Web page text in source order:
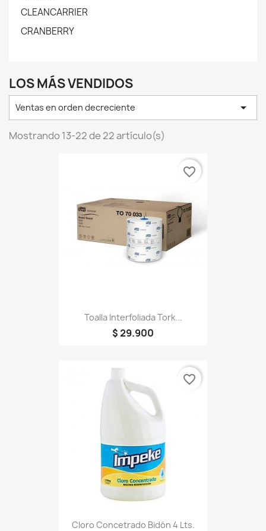
CLEANCARRIER
CRANBERRY
LOS MÁS VENDIDOS
Ventas en orden decreciente 
Mostrando 13-22 de 22 artículo(s)
Toalla Interfoliada Tork...
$ 29.900
favorite_border
Cloro Concetrado Bidón 4 Lts.
favorite_border